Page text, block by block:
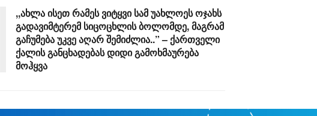
,,ახლა ისეთ რამეს ვიტყვი სამ უახლოეს ოჯახს
გადავიმტერემ სიცოცხლის ბოლომდე, მაგრამ
გაჩუმება უკვე აღარ შემიძლია..” – ქართველი
ქალის განცხადებას დიდი გამოხმაურება
მოჰყვა